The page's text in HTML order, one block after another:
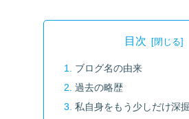
目次
ブログ名の由来
過去の略歴
私自身をもう少しだけ深